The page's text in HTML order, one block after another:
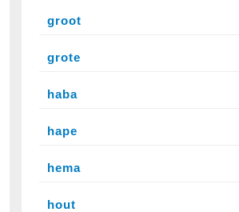
groot
grote
haba
hape
hema
hout